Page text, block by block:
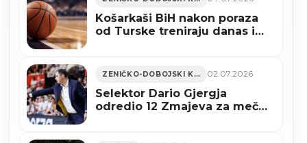
Košarkaši BiH nakon poraza
od Turske treniraju danas i
ZENIČKO-DOBOJSKI KANTON 02.07.2026
Selektor Dario Gjergja
odredio 12 Zmajeva za meč